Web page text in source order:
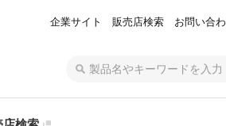
企業サイト 販売店検索 お問い合